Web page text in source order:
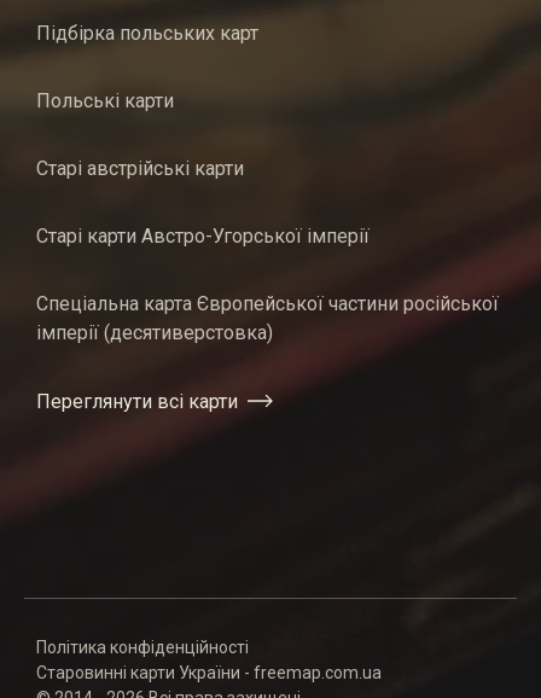
Підбірка польських карт
Польські карти
Старі австрійські карти
Старі карти Австро-Угорської імперії
Спеціальна карта Європейської частини російської
імперії (десятиверстовка)
Переглянути всі карти
Політика конфіденційності
Старовинні карти України - freemap.com.ua